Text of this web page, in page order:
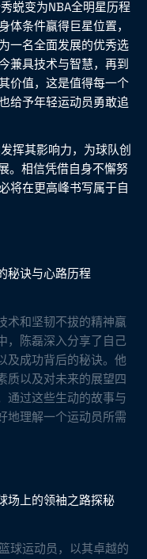
蜕变为NBA全明星历程
体条件赢得巨星位置，
一名全面发展的优秀选
兼具技术与智慧，再到
价值，这是值得每一个
给予年轻运动员勇敢追
挥其影响力，为球队创
。相信凭借自身不懈努
将在更高峰书写属于自
秘诀与心路历程
术和坚韧不拔的精神赢
，陈磊深入分享了自己
及成功背后的秘诀。他
质以及对未来的展望四
通过这些生动的故事与
地理解一个运动员所需
场上的领袖之路探秘
球运动员，以其卓越的